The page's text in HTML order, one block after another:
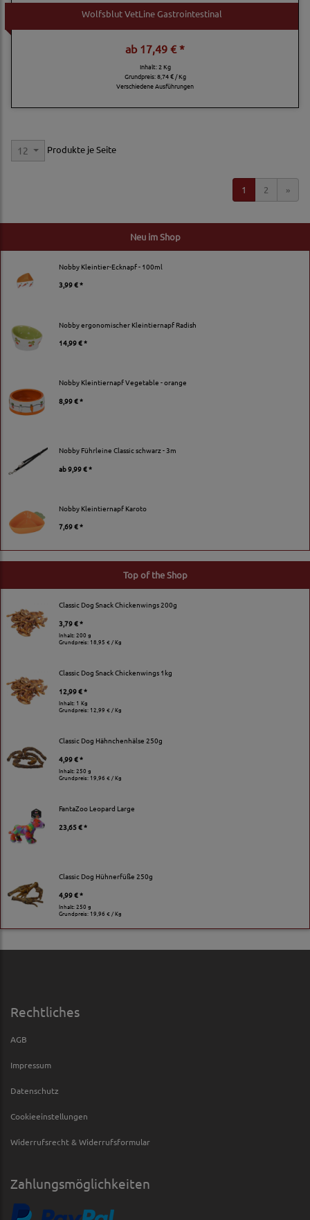
Neu im Shop
Nobby Kleintier-Ecknapf - 100ml
3,99 € *
Nobby ergonomischer Kleintiernapf Radish
14,99 € *
Nobby Kleintiernapf Vegetable - orange
8,99 € *
Nobby Führleine Classic schwarz - 3m
ab9,99 € *
Nobby Kleintiernapf Karoto
7,69 € *
Wolfsblut VetLine Gastrointestinal
ab17,49 € *
Inhalt: 2 Kg
Grundpreis:8,74 € / Kg
Verschiedene Ausführungen
12 Produkte je Seite
1 2 »
Top of the Shop
Classic Dog Snack Chickenwings 200g
3,79 € *
Inhalt: 200 g
Grundpreis:18,95 € / Kg
Classic Dog Snack Chickenwings 1kg
12,99 € *
Inhalt: 1 Kg
Grundpreis: 12,99 € / Kg
Classic Dog Hähnchenhälse 250g
4,99 € *
Inhalt: 250 g
Grundpreis:19,96 € / Kg
FantaZoo Leopard Large
23,65 € *
Classic Dog Hühnerfüße 250g
4,99 € *
Inhalt: 250 g
Grundpreis:19,96 € / Kg
Rechtliches
AGB
Impressum
Datenschutz
Cookieeinstellungen
Widerrufsrecht & Widerrufsformular
Zahlungsmöglichkeiten